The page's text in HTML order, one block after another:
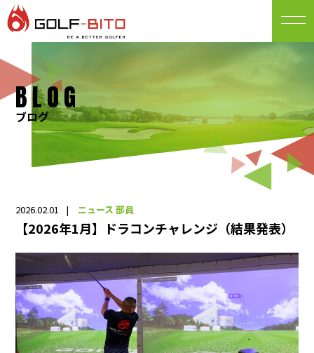
BLOG
ブログ
2026.02.01 ニュース 部員
【2026年1月】ドラコンチャレンジ（結果発表）